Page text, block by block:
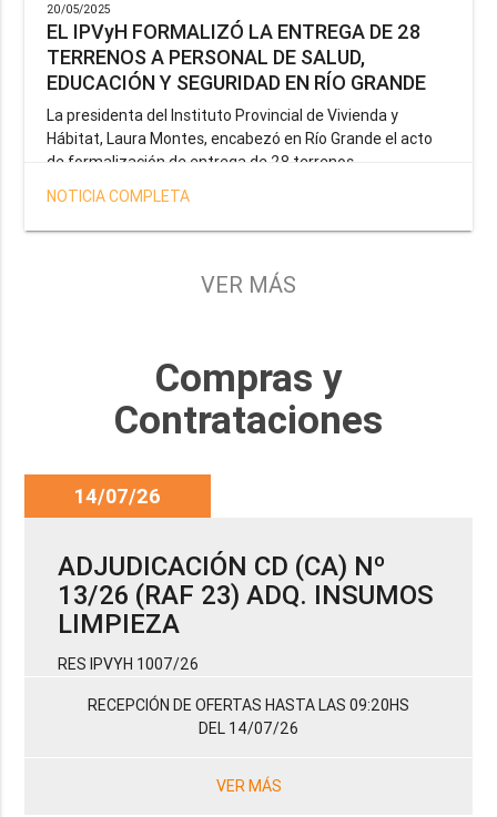
20/05/2025
EL IPVyH FORMALIZÓ LA ENTREGA DE 28
TERRENOS A PERSONAL DE SALUD,
EDUCACIÓN Y SEGURIDAD EN RÍO GRANDE
La presidenta del Instituto Provincial de Vivienda y
Hábitat, Laura Montes, encabezó en Río Grande el acto
de formalización de entrega de 28 terrenos
correspondientes a la operatoria especial anunciada por
el Gobernador Gustavo Melella, la cual tiene como
objetivo brindar una solución habitacional a docentes,
Provincia y del Servicio Penitenciario.
NOTICIA COMPLETA
VER MÁS
Compras y
Contrataciones
14/07/26
ADJUDICACIÓN CD (CA) Nº
13/26 (RAF 23) ADQ. INSUMOS
LIMPIEZA
RES IPVYH 1007/26
RECEPCIÓN DE OFERTAS HASTA LAS 09:20HS
DEL 14/07/26
VER MÁS